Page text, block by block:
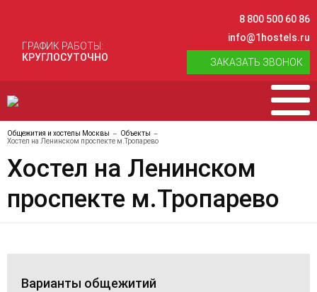
ГРАФИК РАБОТЫ:
КРУГЛОСУТОЧНО
8 800 500 60 86
info@1hostels.ru
ЗАКАЗАТЬ ЗВОНОК
Общежития и хостелы Москвы
Объекты
Хостел на Ленинском проспекте м.Тропарево
Хостел на Ленинском
проспекте м.Тропарево
Варианты общежитий